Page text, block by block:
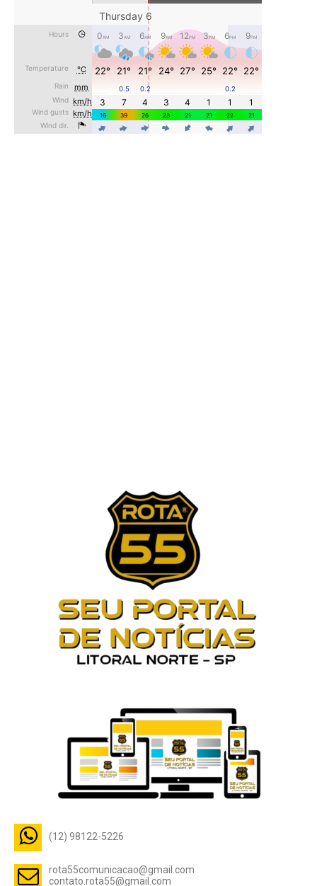
(12) 98122-5226
rota55comunicacao@gmail.com
contato.rota55@gmail.com